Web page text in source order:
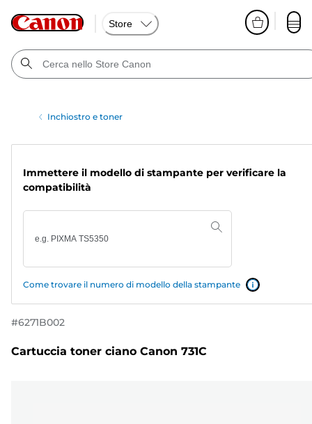
Store
Inchiostro e toner
Immettere il modello di stampante per verificare la
compatibilità
Come trovare il numero di modello della stampante
#6271B002
Cartuccia toner ciano Canon 731C